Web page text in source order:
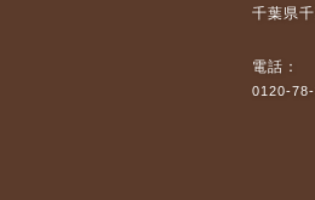
千葉県
電話：
0120-